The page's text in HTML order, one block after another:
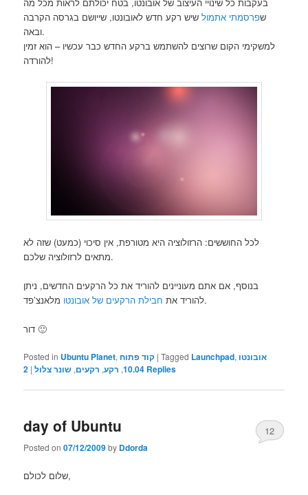
שפרסמתי אתמולשיש רקע חדש לאובונטו, שייושם בגרסה הקרבה
ובאה.
למשקימי הקום שרוצים להשתמש ברקע החדש כבר עכשיו – הוא זמין
להורדה!
לכל החוששים: הרזולוציה היא מטורפת, אין סיכוי (כמעט) שזה לא
מתאים לרזולוציה שלכם.
בנוסף, אם אתם מעוניינים להוריד את כל הרקעים החדשים, ניתן
להוריד את חבילת הרקעים של אובונטו מלאנצ’פד.
דור 🙂
Posted in Ubuntu Planet, קוד פתוח |Tagged Launchpad, אובונטו
10.04
, רקע, רקעים, שונר צלול |
2 Replies
day of Ubuntu
Posted on07/12/2009by Ddorda
12
שלום לכולם,